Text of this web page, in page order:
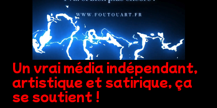
Un vrai média indépendant,
artistique et satirique, ça
se soutient !